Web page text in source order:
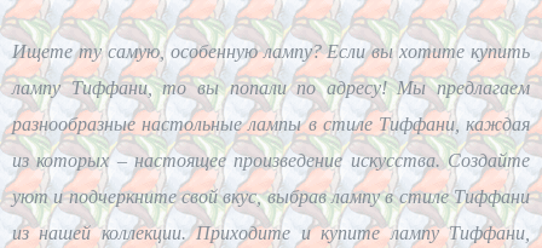
Ищете ту самую, особенную лампу? Если вы хотите купить
лампу Тиффани, то вы попали по адресу! Мы предлагаем
разнообразные настольные лампы в стиле Тиффани, каждая
из которых – настоящее произведение искусства. Создайте
уют и подчеркните свой вкус, выбрав лампу в стиле Тиффани
из нашей коллекции. Приходите и купите лампу Тиффани,